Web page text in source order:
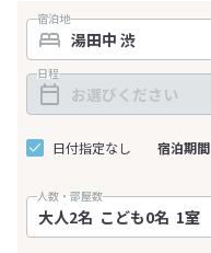
宿泊地
日程
日付指定なし 宿泊期間
人数・部屋数